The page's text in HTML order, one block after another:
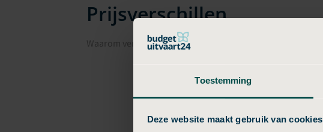
Toestemming
Deze website maakt gebruik van cookies
Prijsverschillen
Waarom verschillen uitvaartkosten in Epe per aanbieder?